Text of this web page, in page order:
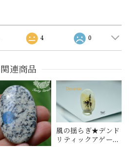
4 0
関連商品
風の揺らぎ★デンド
リティックアゲート